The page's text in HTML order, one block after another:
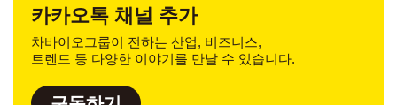
카카오톡 채널 추가
차바이오그룹이 전하는 산업, 비즈니스,
트렌드 등 다양한 이야기를 만날 수 있습니다.